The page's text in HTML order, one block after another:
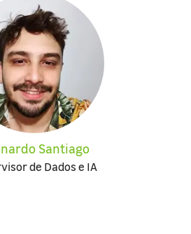
Santiago
de Dados e IA